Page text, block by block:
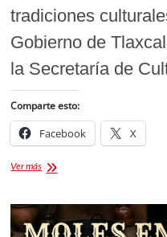
tradiciones
Gobierno de
la Secretaría de
Comparte esto:
Facebook X
Ver másApoyos
las
Camadas